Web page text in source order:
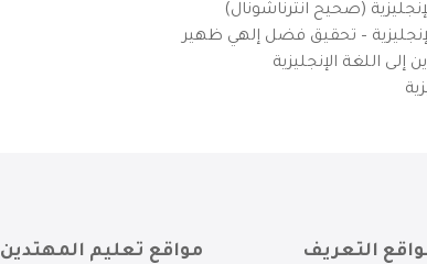
(صحيح انترناشونال)
– تحقيق فضل إلهي ظهير
اللغة الإنجليزية
التعريف
مواقع تعليم المهتدين